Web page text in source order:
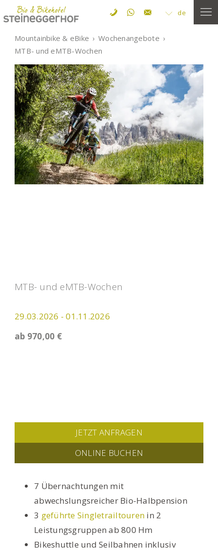
de
Mountainbike & eBike
Wochenangebote
MTB- und eMTB-Wochen
MTB- und eMTB-Wochen
29.03.2026 - 01.11.2026
ab 970,00 €
JETZT ANFRAGEN
ONLINE BUCHEN
7 Übernachtungen mit
abwechslungsreicher Bio-Halbpension
3 geführte Singletrailtouren in 2
Leistungsgruppen ab 800 Hm
Bikeshuttle und Seilbahnen inklusiv